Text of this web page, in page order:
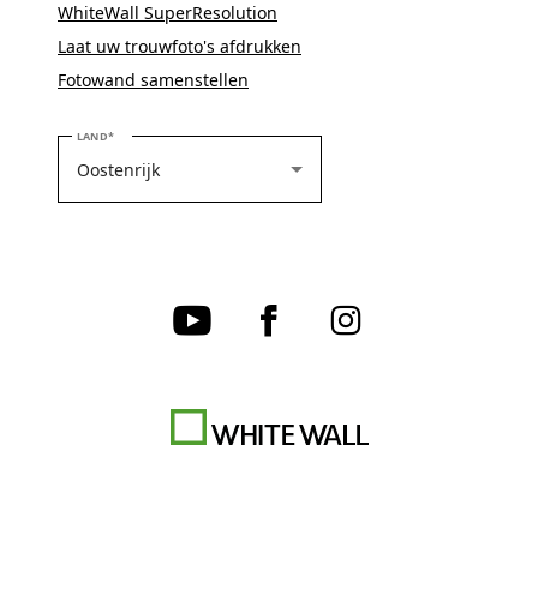
WhiteWall SuperResolution
Laat uw trouwfoto's afdrukken
Fotowand samenstellen
LANDSELECTEER UW LAND